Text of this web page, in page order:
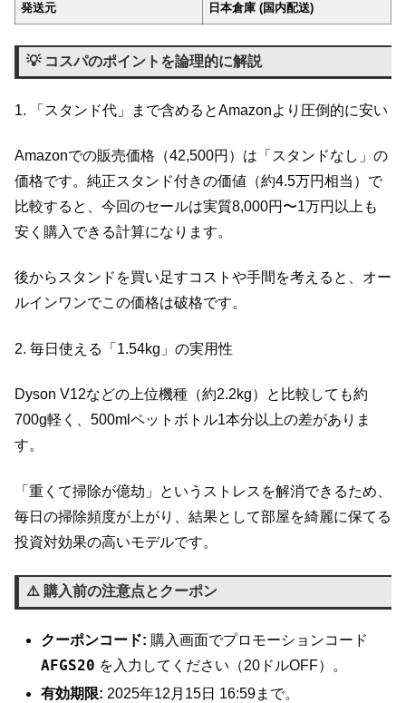
発送元 日本倉庫 (国内配送)
💡 コスパのポイントを論理的に解説
1. 「スタンド代」まで含めるとAmazonより圧倒的に安い
Amazonでの販売価格（42,500円）は「スタンドなし」の
価格です。純正スタンド付きの価値（約4.5万円相当）で
比較すると、今回のセールは実質8,000円〜1万円以上も
安く購入できる計算になります。
後からスタンドを買い足すコストや手間を考えると、オー
ルインワンでこの価格は破格です。
2. 毎日使える「1.54kg」の実用性
Dyson V12などの上位機種（約2.2kg）と比較しても約
700g軽く、500mlペットボトル1本分以上の差がありま
す。
「重くて掃除が億劫」というストレスを解消できるため、
毎日の掃除頻度が上がり、結果として部屋を綺麗に保てる
投資対効果の高いモデルです。
⚠️ 購入前の注意点とクーポン
クーポンコード: 購入画面でプロモーションコード
AFGS20 を入力してください（20ドルOFF）。
有効期限: 2025年12月15日 16:59まで。